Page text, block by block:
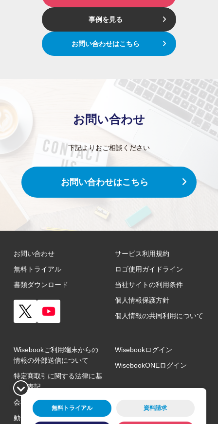
事例を見る
お問い合わせはこちら
お問い合わせ
下記よりおご相談ください
お問い合わせはこちら
お問い合わせ
無料トライアル
書類ダウンロード
サービス利用規約
ロゴ使用ガイドライン
当社サイトの利用条件
個人情報保護方針
個人情報の共同利用について
Wisebookご利用端末からの
情報の外部送信について
特定商取引に関する法律に基
づく表記
会社概要
動作環境
Wisebookログイン
WisebookONEログイン
無料トライアル 資料請求